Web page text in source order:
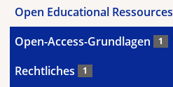
Open Educational Ressources
Open-Access-Grundlagen 1
Rechtliches 1